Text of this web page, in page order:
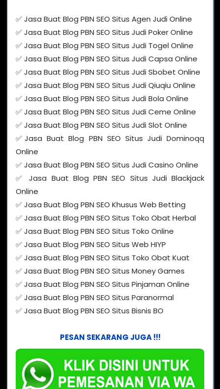
✅ Jasa Buat Blog PBN SEO Situs Agen Judi Online
✅ Jasa Buat Blog PBN SEO Situs Judi Poker Online
✅ Jasa Buat Blog PBN SEO Situs Judi Togel Online
✅ Jasa Buat Blog PBN SEO Situs Judi Capsa Online
✅ Jasa Buat Blog PBN SEO Situs Judi Sbobet Online
✅ Jasa Buat Blog PBN SEO Situs Judi Qiuqiu Online
✅ Jasa Buat Blog PBN SEO Situs Judi Bola Online
✅ Jasa Buat Blog PBN SEO Situs Judi Ceme Online
✅ Jasa Buat Blog PBN SEO Situs Judi Slot Online
✅Jasa Buat Blog PBN SEO Situs Judi Dominoqq
Online
✅ Jasa Buat Blog PBN SEO Situs Judi Casino Online
✅ Jasa Buat Blog PBN SEO Situs Judi Blackjack
Online
✅ Jasa Buat Blog PBN SEO Khusus Web Betting
✅ Jasa Buat Blog PBN SEO Situs Toko Obat Herbal
✅ Jasa Buat Blog PBN SEO Situs Toko Online
✅ Jasa Buat Blog PBN SEO Situs Web HIYP
✅ Jasa Buat Blog PBN SEO Situs Toko Obat Kuat
✅ Jasa Buat Blog PBN SEO Situs Money Games
✅ Jasa Buat Blog PBN SEO Situs Pinjaman Online
✅ Jasa Buat Blog PBN SEO Situs Paranormal
✅ Jasa Buat Blog PBN SEO Situs Bisnis BO
PESAN SEKARANG JUGA !!!